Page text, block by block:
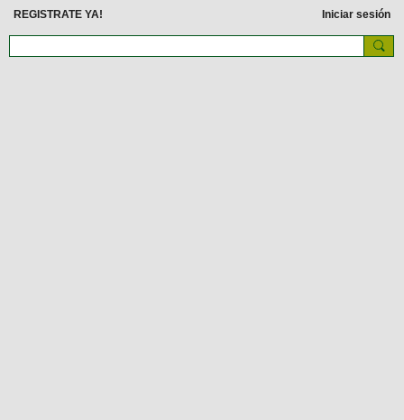
REGISTRATE YA! Iniciar sesión